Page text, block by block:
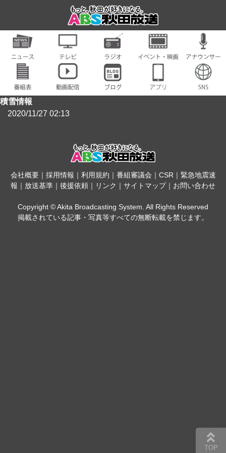
積雪情報
2020/11/27 02:13
会社概要｜ 採用情報 ｜ 利用規約 ｜ 番組審議会 ｜ CSR｜ 緊急地震速
報 ｜ 放送基準 ｜ 後援依頼 ｜ リンク ｜ サイトマップ｜ お問い合わせ
Copyright © Akita Broadcasting System. All Rights Reserved
掲載されている記事・写真等すべての無断転載を禁じます。